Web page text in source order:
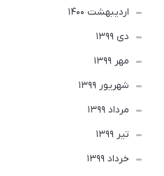
ارديبهشت 1400
دی 1399
مهر 1399
شهریور 1399
مرداد 1399
تير 1399
خرداد 1399